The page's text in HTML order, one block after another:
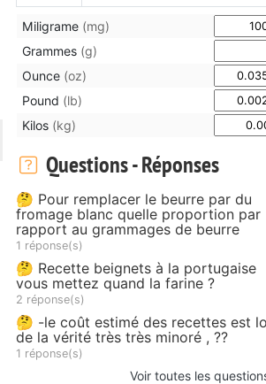
Miligrame (mg)
Grammes (g)
Ounce (oz)
Pound (lb)
Kilos (kg)
Questions - Réponses
🤔 Pour remplacer le beurre par du
fromage blanc quelle proportion par
rapport au grammages de beurre
1 réponse(s)
🤔 Recette beignets à la portugaise
vous mettez quand la farine ?
2 réponse(s)
🤔 -le coût estimé des recettes est
de la vérité très très minoré , ??
1 réponse(s)
Voir toutes les